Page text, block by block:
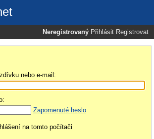
Neregistrovaný Přihlásit Registrovat
nebo e-mail:
Zapomenuté heslo
na tomto počítači